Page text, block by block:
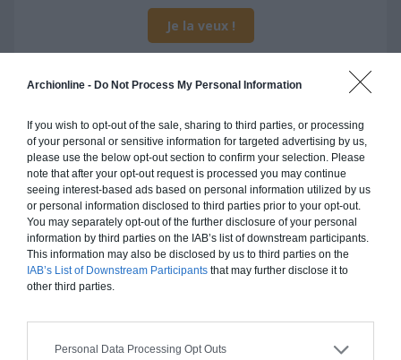
Archionline - Do Not Process My Personal Information
If you wish to opt-out of the sale, sharing to third parties, or processing
of your personal or sensitive information for targeted advertising by us,
please use the below opt-out section to confirm your selection. Please
note that after your opt-out request is processed you may continue
seeing interest-based ads based on personal information utilized by us
or personal information disclosed to third parties prior to your opt-out.
You may separately opt-out of the further disclosure of your personal
information by third parties on the IAB’s list of downstream participants.
This information may also be disclosed by us to third parties on the
IAB’s List of Downstream Participants that may further disclose it to
other third parties.
Personal Data Processing Opt Outs
Je la veux !
Construction ossature bois
Chiffrage estimatif pour : Fondations et normes
standards. Construction en ossature bois isolé.
Finitions haut de gamme. Le prix "clé en main"
inclut le gros oeuvre et le second oeuvre (cuisine,
peinture, sols...), mais exclut piscine, jardin et
clôture.
244 000€ TTC